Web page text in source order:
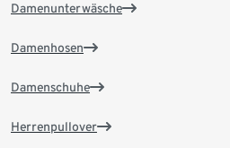
Damenunterwäsche
Damenhosen
Damenschuhe
Herrenpullover